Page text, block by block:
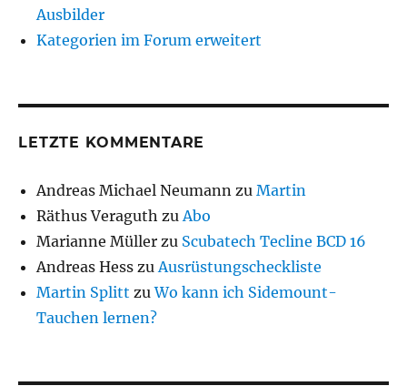
Ausbilder
Kategorien im Forum erweitert
LETZTE KOMMENTARE
Andreas Michael Neumann zuMartin
Räthus Veraguth zuAbo
Marianne Müller zu Scubatech Tecline BCD 16
Andreas Hess zuAusrüstungscheckliste
Martin Splitt zuWo kann ich Sidemount-
Tauchen lernen?